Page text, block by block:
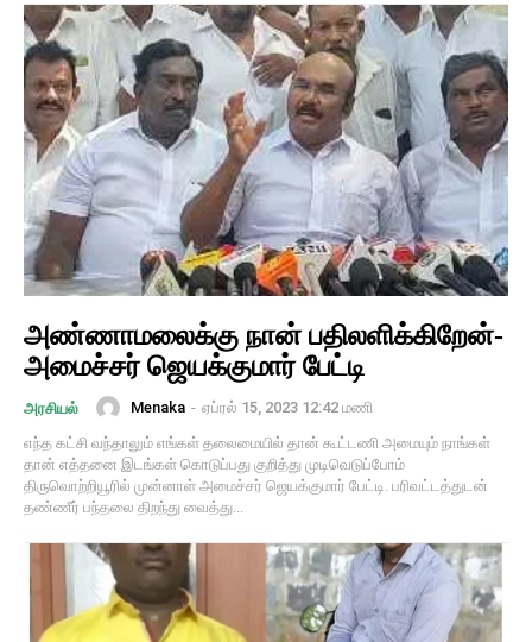
அண்ணாமலைக்கு நான் பதிலளிக்கிறேன்-
அமைச்சர் ஜெயக்குமார் பேட்டி
அரசியல் Menaka - ஏப்ரல் 15, 2023 12:42 மணி
எந்த கட்சி வந்தாலும் எங்கள் தலைமையில் தான் கூட்டணி அமையும் நாங்கள்
தான் எத்தனை இடங்கள் கொடுப்பது குறித்து முடிவெடுப்போம்
திருவொற்றியூரில் முன்னாள் அமைச்சர் ஜெயக்குமார் பேட்டி. பரிவட்டத்துடன்
தண்ணீர் பந்தலை திறந்து வைத்து...